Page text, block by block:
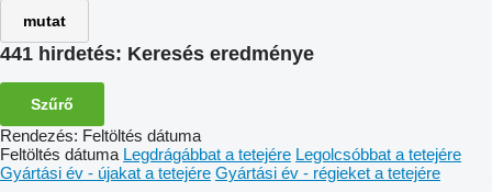
mutat
441 hirdetés: Keresés eredménye
Szűrő
Rendezés: Feltöltés dátuma
Feltöltés dátuma Legdrágábbat a tetejére Legolcsóbbat a tetejére
Gyártási év - újakat a tetejére Gyártási év - régieket a tetejére